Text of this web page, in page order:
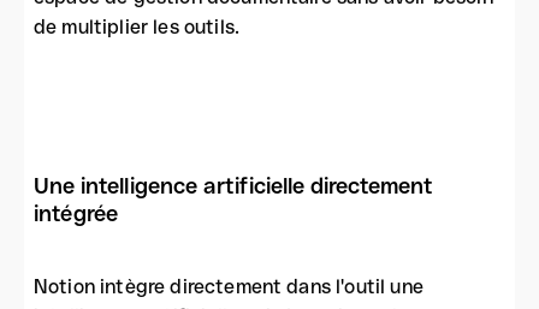
de multiplier les outils.
Une intelligence artificielle directement
intégrée
Notion intègre directement dans l'outil une